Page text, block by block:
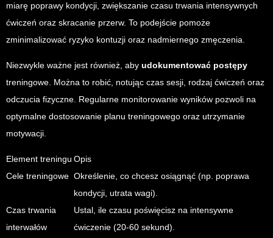
miarę poprawy kondycji, zwiększanie czasu trwania intensywnych
ćwiczeń oraz skracanie przerw. To podejście pomoże
zminimalizować ryzyko kontuzji oraz nadmiernego zmęczenia.
Niezwykle ważne jest również, aby udokumentować postępy
treningowe. Można to robić, notując czas sesji, rodzaj ćwiczeń oraz
odczucia fizyczne. Regularne monitorowanie wyników pozwoli na
optymalne dostosowanie planu treningowego oraz utrzymanie
motywacji.
Element treningu Opis
Cele treningowe Określenie, co chcesz osiągnąć (np. poprawa
kondycji, utrata wagi).
Czas trwania
interwałów
Ustal, ile czasu poświęcisz na intensywne
ćwiczenie (20-60 sekund).